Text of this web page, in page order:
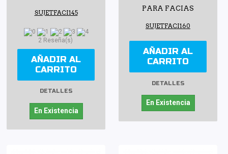
SUJETFACI145
2 Reseña(s)
AÑADIR AL
CARRITO
DETALLES
En Existencia
PARA FACIAS
SUJETFACI160
AÑADIR AL
CARRITO
DETALLES
En Existencia